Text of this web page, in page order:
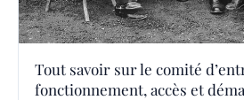
Tout savoir sur le comité
fonctionnement, accès et